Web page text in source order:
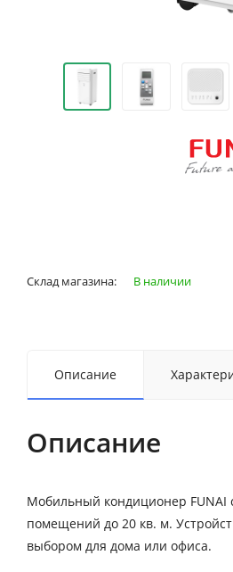
Склад магазина: В наличии
Описание
Описание
Мобильный кондиционер FUNAI
помещений до 20 кв. м.
выбором для дома или офиса.